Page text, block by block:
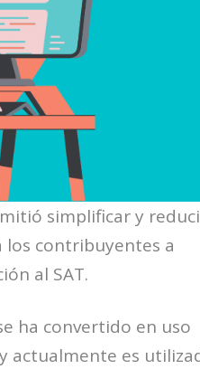
simplificar y
contribuyentes a
al SAT.
ha convertido en uso
actualmente es